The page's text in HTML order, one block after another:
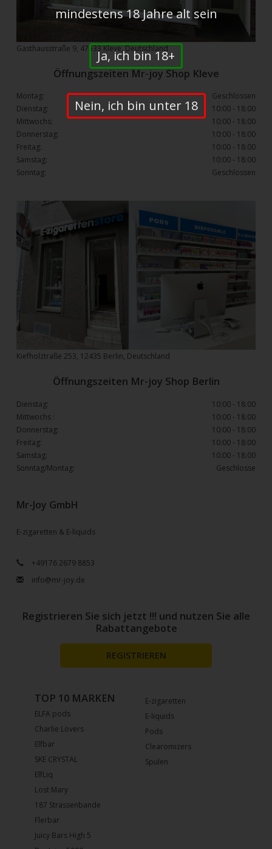
Mr-Joy GmbH
E-zigaretten & E-liquids
+49176 2679 8853
info@mr-joy.de
Gasthausstraße 9, 47533 Kleve, Deutschland
Kiefholztraße 253, 12435 Berlin, Deutschland
Öffnungszeiten Mr-joy Shop Kleve
Montag:
Geschlossen
Dienstag:
10:00 - 18:00
Mittwochs:
10:00 - 18:00
Donnerstag:
10:00 - 18:00
Freitag:
10:00 - 18:00
Samstag:
10:00 - 18:00
Sonntag:
Geschlossen
Öffnungszeiten Mr-joy Shop Berlin
Dienstag:
10:00 - 18:00
Mittwochs :
10:00 - 18:00
Donnerstag:
10:00 - 18:00
Freitag:
10:00 - 18:00
Samstag:
10:00 - 18:00
Sonntag/Montag:
Geschlosse
E-zigaretten
E-liquids
Pods
Clearomizers
Spulen
TOP 10 MARKEN
ELFA pods
Charlie Lovers
Elfbar
SKE CRYSTAL
ElfLiq
Lost Mary
187 Strassenbande
Flerbar
Juicy Bars High 5
Registrieren Sie sich jetzt !!! und nutzen Sie alle
Rabattangebote
REGISTRIEREN
mindestens 18 Jahre alt sein
Ja, ich bin 18+
Nein, ich bin unter 18